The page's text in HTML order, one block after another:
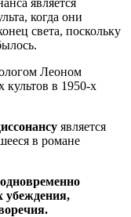
когда они
света, поскольку
Леоном
культов в 1950-х
является
в романе
убеждения,